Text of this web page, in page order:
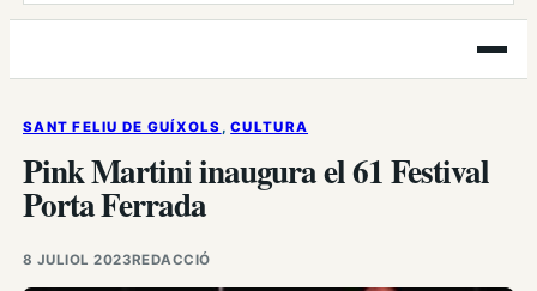
Obre
el
SANT FELIU DE GUÍXOLS , CULTURA
Pink Martini inaugura el 61 Festival
Porta Ferrada
8 JULIOL 2023REDACCIÓ